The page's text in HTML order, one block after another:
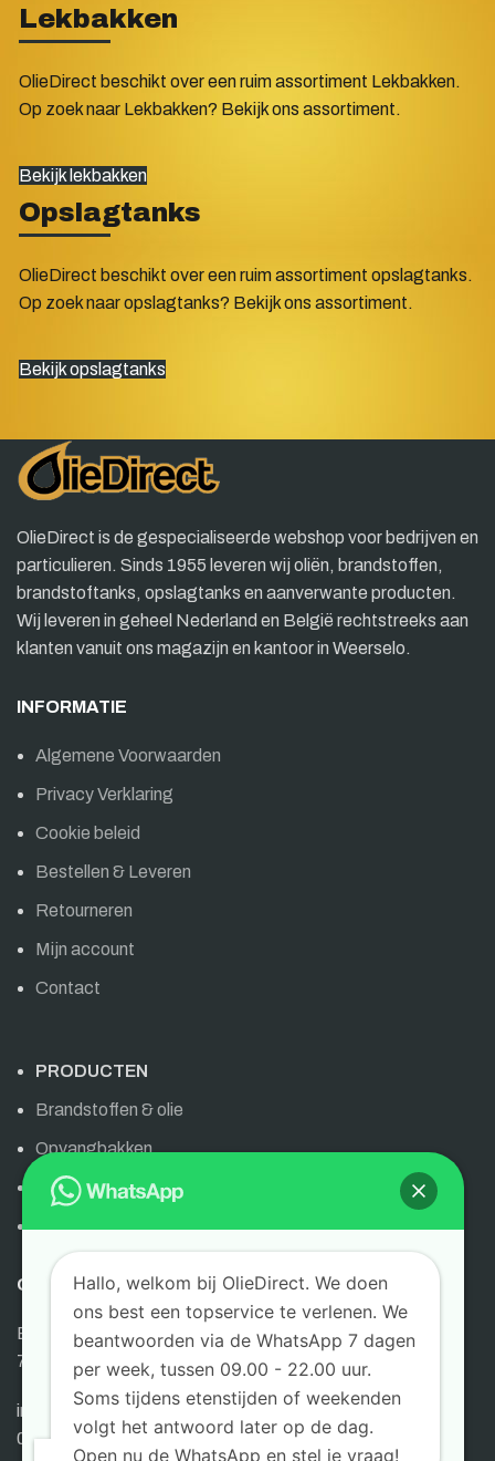
Lekbakken
OlieDirect beschikt over een ruim assortiment Lekbakken.
Op zoek naar Lekbakken? Bekijk ons assortiment.
Bekijk lekbakken
Opslagtanks
OlieDirect beschikt over een ruim assortiment opslagtanks.
Op zoek naar opslagtanks? Bekijk ons assortiment.
Bekijk opslagtanks
OlieDirect is de gespecialiseerde webshop voor bedrijven en
particulieren. Sinds 1955 leveren wij oliën, brandstoffen,
brandstoftanks, opslagtanks en aanverwante producten.
Wij leveren in geheel Nederland en België rechtstreeks aan
klanten vanuit ons magazijn en kantoor in Weerselo.
INFORMATIE
Algemene Voorwaarden
Privacy Verklaring
Cookie beleid
Bestellen & Leveren
Retourneren
Mijn account
Contact
PRODUCTEN
Brandstoffen & olie
Opvangbakken
Olie & brandstoffen
AdBlue
OLIEDIRECT
Bornsestraat 6
7595 LG Weerselo
info@oliedirect.nl
0645404395
Hallo, welkom bij OlieDirect. We doen
ons best een topservice te verlenen. We
beantwoorden via de WhatsApp 7 dagen
per week, tussen 09.00 - 22.00 uur.
Soms tijdens etenstijden of weekenden
volgt het antwoord later op de dag.
Open nu de WhatsApp en stel je vraag!